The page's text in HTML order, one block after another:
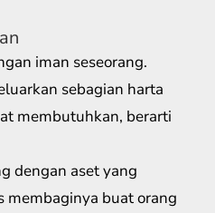
iman seseorang.
sebagian harta
membutuhkan, berarti
dengan aset yang
membaginya buat orang